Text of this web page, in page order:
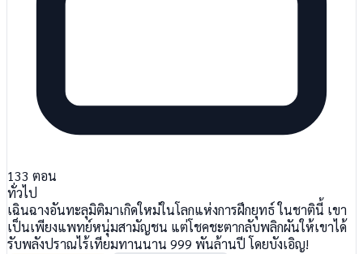
133 ตอน
ทั่วไป
เฉินฉางอันทะลุมิติมาเกิดใหม่ในโลกแห่งการฝึกยุทธ์ ในชาตินี้ เขา
เป็นเพียงแพทย์หนุ่มสามัญชน แต่โชคชะตากลับพลิกผันให้เขาได้
รับพลังปราณไร้เทียมทานนาน 999 พันล้านปี โดยบังเอิญ!